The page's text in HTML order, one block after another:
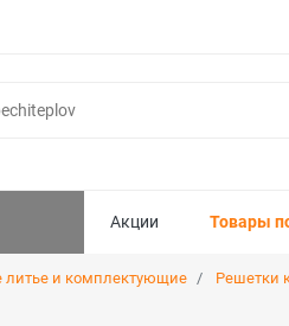
Акции Товары
литье и комплектующие Решетки